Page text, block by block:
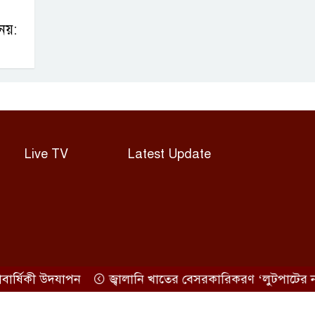
Live TV Latest Update
উদযাপন জ্বালানি খাতের বেসরকারিকরণ ‘লুটপাটের নতুন